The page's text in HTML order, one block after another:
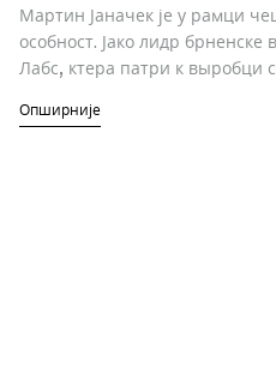
Мартин Јаначек је у рамци
особност. Јако лидр
Лабс, ктера патри к выробци
Опширније